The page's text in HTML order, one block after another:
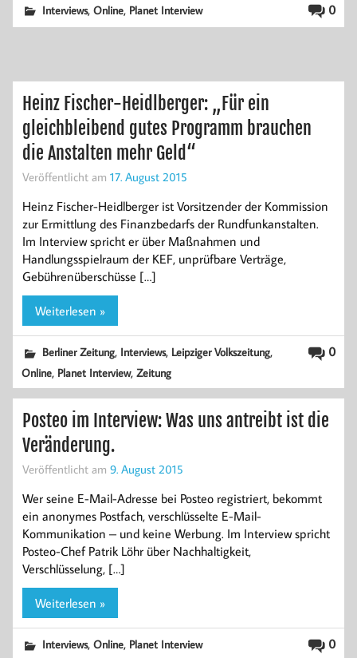
0
Interviews,Online, Planet Interview
Heinz Fischer-Heidlberger: „Für ein
gleichbleibend gutes Programm brauchen
die Anstalten mehr Geld“
Veröffentlicht am 17. August 2015
Heinz Fischer-Heidlberger ist Vorsitzender der Kommission
zur Ermittlung des Finanzbedarfs der Rundfunkanstalten.
Im Interview spricht er über Maßnahmen und
Handlungsspielraum der KEF, unprüfbare Verträge,
Gebührenüberschüsse […]
Weiterlesen »
0
Berliner Zeitung, Interviews, Leipziger Volkszeitung,
Online, Planet Interview,Zeitung
Posteo im Interview: Was uns antreibt ist die
Veränderung.
Veröffentlicht am 9. August 2015
Wer seine E-Mail-Adresse bei Posteo registriert, bekommt
ein anonymes Postfach, verschlüsselte E-Mail-
Kommunikation – und keine Werbung. Im Interview spricht
Posteo-Chef Patrik Löhr über Nachhaltigkeit,
Verschlüsselung, […]
Weiterlesen »
0
Interviews,Online, Planet Interview